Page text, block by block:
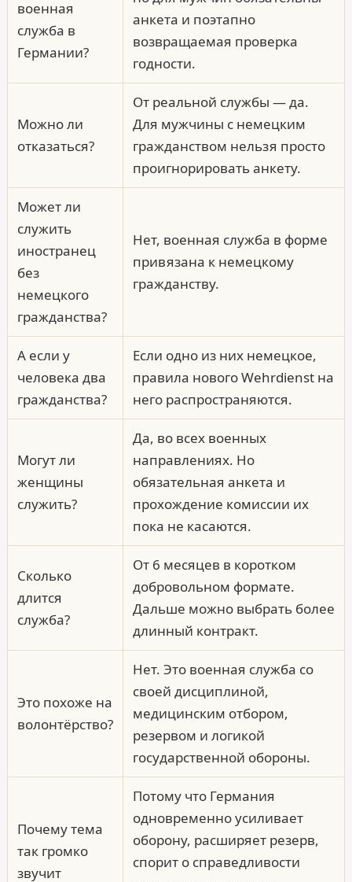
военная
служба в
Германии?
анкета и поэтапно
возвращаемая проверка
годности.
Можно ли
отказаться?
От реальной службы — да.
Для мужчины с немецким
гражданством нельзя просто
проигнорировать анкету.
Может ли
служить
иностранец
без
немецкого
гражданства?
Нет, военная служба в форме
привязана к немецкому
гражданству.
А если у
человека два
гражданства?
Если одно из них немецкое,
правила нового Wehr­dienst на
него распространяются.
Могут ли
женщины
служить?
Да, во всех военных
направлениях. Но
обязательная анкета и
прохождение комиссии их
пока не касаются.
Сколько
длится
служба?
От 6 месяцев в коротком
добровольном формате.
Дальше можно выбрать более
длинный контракт.
Это похоже на
волонтёрство?
Нет. Это военная служба со
своей дисциплиной,
медицинским отбором,
резервом и логикой
государственной обороны.
Почему тема
так громко
звучит
Потому что Германия
одновременно усиливает
оборону, расширяет резерв,
спорит о справедливости